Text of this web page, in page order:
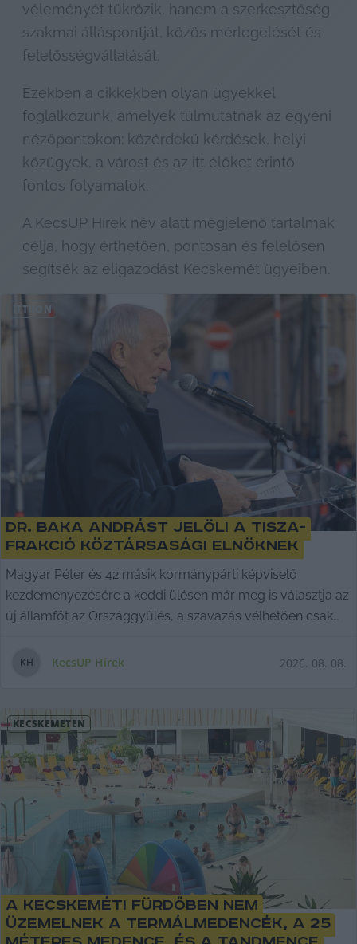
véleményét tükrözik, hanem a szerkesztőség
szakmai álláspontját, közös mérlegelését és
felelősségvállalását.
Ezekben a cikkekben olyan ügyekkel
foglalkozunk, amelyek túlmutatnak az egyéni
nézőpontokon: közérdekű kérdések, helyi
közügyek, a várost és az itt élőket érintő
fontos folyamatok.
A KecsUP Hírek név alatt megjelenő tartalmak
célja, hogy érthetően, pontosan és felelősen
segítsék az eligazodást Kecskemét ügyeiben.
ITTHON
Dr. Baka Andrást jelöli a Tisza-
frakció köztársasági elnöknek
Magyar Péter és 42 másik kormánypárti képviselő
kezdeményezésére a keddi ülésen már meg is választja az
új államfőt az Országgyűlés, a szavazás vélhetően csak
KH KecsUP Hírek 2026. 08. 08.
KECSKEMÉTEN
A Kecskeméti Fürdőben nem
üzemelnek a termálmedencék, a 25